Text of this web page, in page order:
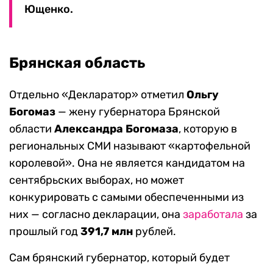
Ющенко.
Брянская область
Отдельно «Декларатор» отметил Ольгу
Богомаз — жену губернатора Брянской
области Александра Богомаза, которую в
региональных СМИ называют «картофельной
королевой». Она не является кандидатом на
сентябрьских выборах, но может
конкурировать с самыми обеспеченными из
них — согласно декларации, она заработала за
прошлый год391,7 млн рублей.
Сам брянский губернатор, который будет